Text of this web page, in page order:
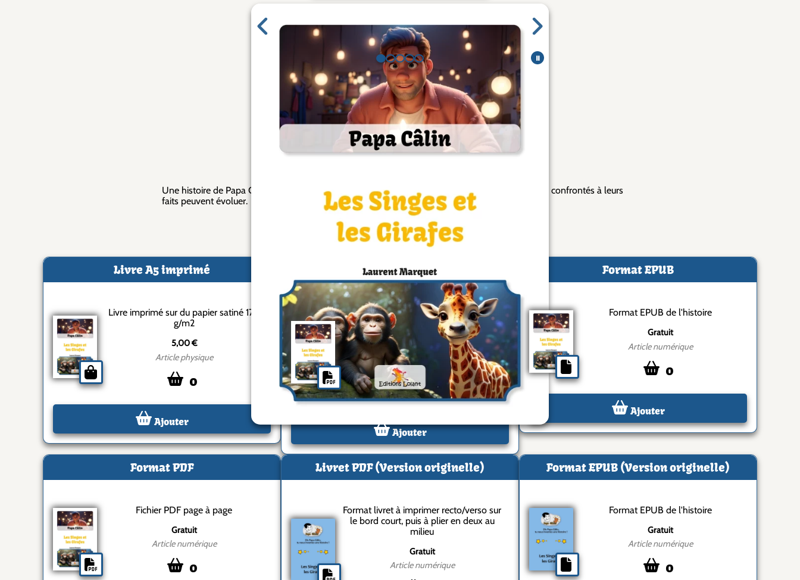
Galerie de pages
⏸
Catégories
Histoires (Français)
Une histoire de Papa Câlin avec les Singes et les Girafes, où l'on découvre que des enquiquineurs confrontés à leurs
faits peuvent évoluer.
Articles
Livre A5 imprimé
Livre imprimé sur du papier satiné 170
g/m2
5,00 €
Article physique
0
Ajouter
Livret PDF
Format livret à imprimer recto/verso sur
le bord court, puis à plier en deux au
Gratuit
Article numérique
0
Ajouter
Format EPUB
Format EPUB de l'histoire
Gratuit
Article numérique
0
Ajouter
Format PDF
Fichier PDF page à page
Gratuit
Article numérique
0
Livret PDF (Version originelle)
Format livret à imprimer recto/verso sur
le bord court, puis à plier en deux au
milieu
Gratuit
Article numérique
Format EPUB (Version originelle)
Format EPUB de l'histoire
Gratuit
Article numérique
0